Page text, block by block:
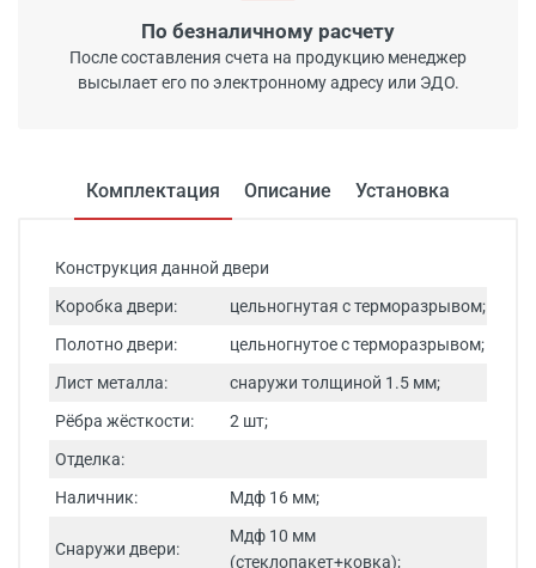
По безналичному расчету
После составления счета на продукцию менеджер
высылает его по электронному адресу или ЭДО.
Комплектация Описание Установка
Конструкция данной двери
Коробка двери:
цельногнутая с терморазрывом;
Полотно двери:
цельногнутое с терморазрывом;
Лист металла:
снаружи толщиной 1.5 мм;
Рёбра жёсткости:
2 шт;
Отделка:
Наличник:
Мдф 16 мм;
Снаружи двери:
Мдф 10 мм
(стеклопакет+ковка);